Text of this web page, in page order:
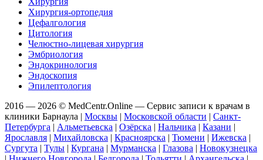
Хирургия-ортопедия
Цефалгология
Цитология
Челюстно-лицевая хирургия
Эмбриология
Эндокринология
Эндоскопия
Эпилептология
2016 — 2026 © MedCentr.Online — Сервис записи к врачам в
клиники Барнаула | Москвы | Московской области | Санкт-
Петербурга | Альметьевска | Озёрска | Нальчика | Казани |
Ярославля | Михайловска | Красноярска | Тюмени | Ижевска |
Сургута | Тулы | Кургана | Мурманска | Глазова | Новокузнецка